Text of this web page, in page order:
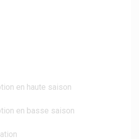
en haute saison
en basse saison